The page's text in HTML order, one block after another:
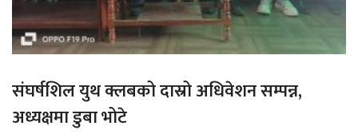
संघर्षशिल युथ क्लबको दास्रो अधिवेशन सम्पन्न,
अध्यक्षमा डुबा भोटे